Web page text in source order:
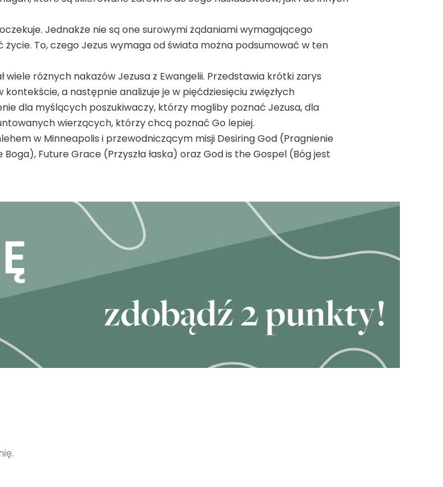
Jednakże nie są one surowymi żądaniami wymagającego
To, czego Jezus wymaga od świata można podsumować w ten
wiele różnych nakazów Jezusa z Ewangelii. Przedstawia krótki zarys
a następnie analizuje je w pięćdziesięciu zwięzłych
dla myślących poszukiwaczy, którzy mogliby poznać Jezusa, dla
wierzących, którzy chcą poznać Go lepiej.
w Minneapolis i przewodniczącym misji Desiring God (Pragnienie
Future Grace (Przyszła łaska) oraz God is the Gospel (Bóg jest